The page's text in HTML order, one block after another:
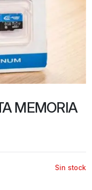
MEMORIA
Sin stock